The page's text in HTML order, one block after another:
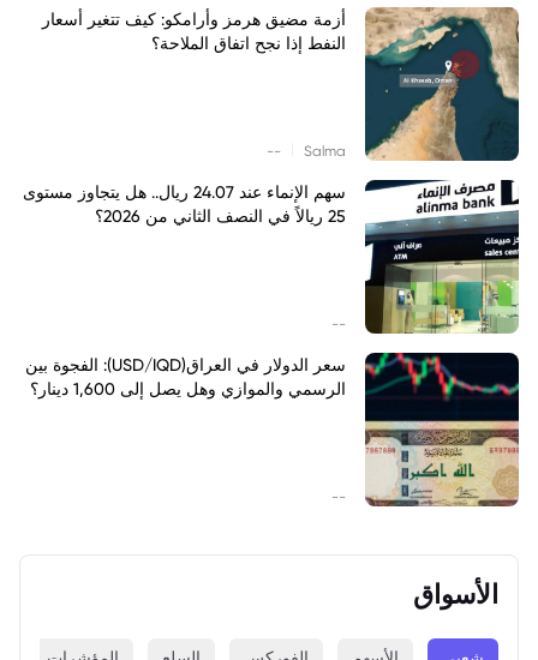
أزمة مضيق هرمز وأرامكو: كيف تتغير أسعار
النفط إذا نجح اتفاق الملاحة؟
Salma
--
سهم الإنماء عند 24.07 ريال.. هل يتجاوز مستوى
25 ريالاً في النصف الثاني من 2026؟
--
سعر الدولار في العراق(USD/IQD): الفجوة بين
الرسمي والموازي وهل يصل إلى 1,600 دينار؟
--
الأسواق